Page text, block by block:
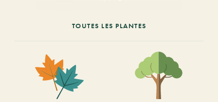
TOUTES LES PLANTES